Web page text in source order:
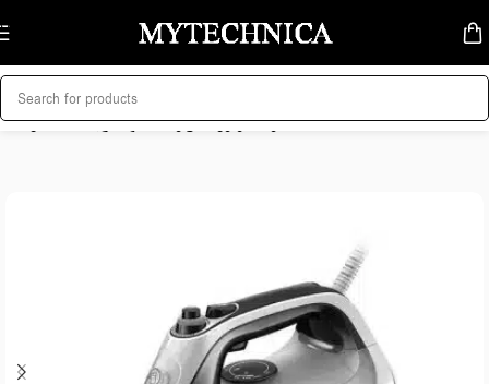
Skip to navigation
Skip to main content
მთავარი/სახლი და სისუფთავე/უთოები